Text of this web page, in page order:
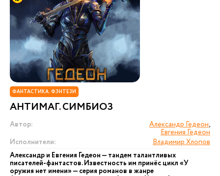
ФАНТАСТИКА. ФЭНТЕЗИ
АНТИМАГ. СИМБИОЗ
Автор: Александр Гедеон,
Евгения Гедеон
Исполнители:
Владимир Хлопов
Александр и Евгения Гедеон — тандем талантливых
писателей-фантастов. Известность им принёс цикл «У
оружия нет имени» — серия романов в жанре